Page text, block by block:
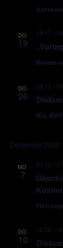
DO.
19
19.11 -
Renate-
DO.
26
26.11 -
IKA,
Dezember 2026
MO.
7
07.12 -
FH
DO.
10
10.12 -